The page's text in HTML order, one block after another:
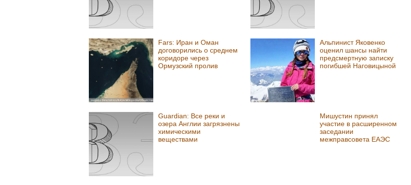
Fars: Иран и Оман
договорились о среднем
коридоре через
Ормузский пролив
Альпинист Яковенко
оценил шансы найти
предсмертную записку
погибшей Наговицыной
Guardian: Все реки и
озера Англии загрязнены
химическими
веществами
Мишустин принял
участие в расширенном
заседании
межправсовета ЕАЭС